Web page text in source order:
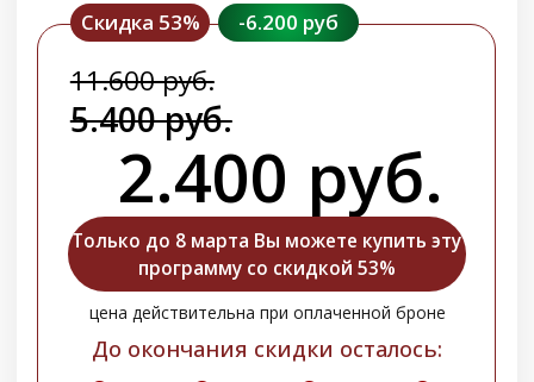
«МОЧЕОТДЕЛЕНИЕ»
Нормализуем работу мочевого пузыря и
почек, возвращаем комфорт и
ВОССТАНОВИТЕЛЬНАЯ ПРОГРАММА
19 дней самостоятельных занятий